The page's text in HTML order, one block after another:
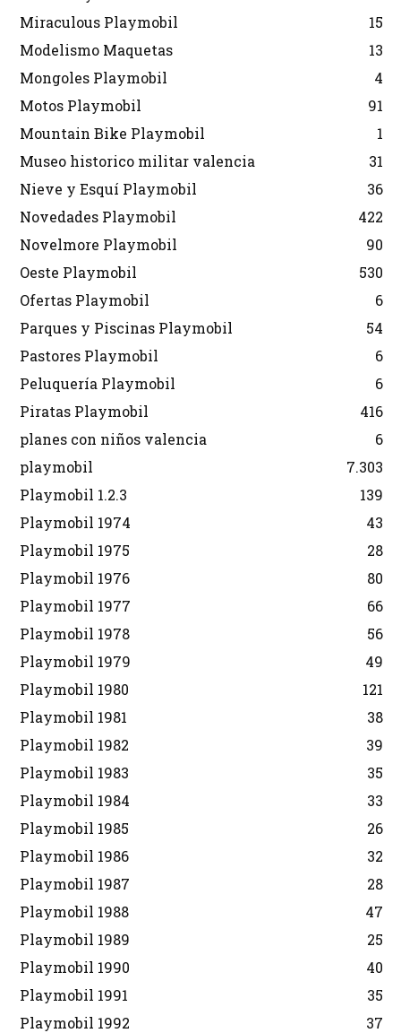
Miraculous Playmobil
15
Modelismo Maquetas
13
Mongoles Playmobil
4
Motos Playmobil
91
Mountain Bike Playmobil
1
Museo historico militar valencia
31
Nieve y Esquí Playmobil
36
Novedades Playmobil
422
Novelmore Playmobil
90
Oeste Playmobil
530
Ofertas Playmobil
6
Parques y Piscinas Playmobil
54
Pastores Playmobil
6
Peluquería Playmobil
6
Piratas Playmobil
416
planes con niños valencia
6
playmobil
7.303
Playmobil 1.2.3
139
Playmobil 1974
43
Playmobil 1975
28
Playmobil 1976
80
Playmobil 1977
66
Playmobil 1978
56
Playmobil 1979
49
Playmobil 1980
121
Playmobil 1981
38
Playmobil 1982
39
Playmobil 1983
35
Playmobil 1984
33
Playmobil 1985
26
Playmobil 1986
32
Playmobil 1987
28
Playmobil 1988
47
Playmobil 1989
25
Playmobil 1990
40
Playmobil 1991
35
Playmobil 1992
37